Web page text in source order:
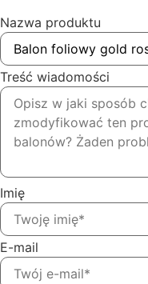
Nazwa produktu
Treść wiadomości
Imię
E-mail